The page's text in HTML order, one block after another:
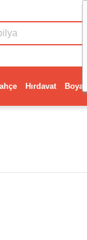
Hırdavat Boya